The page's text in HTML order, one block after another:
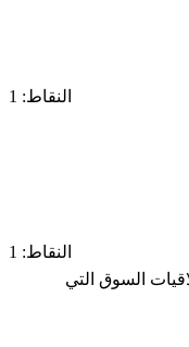
النقاط: 1
النقاط: 1
السوق التي